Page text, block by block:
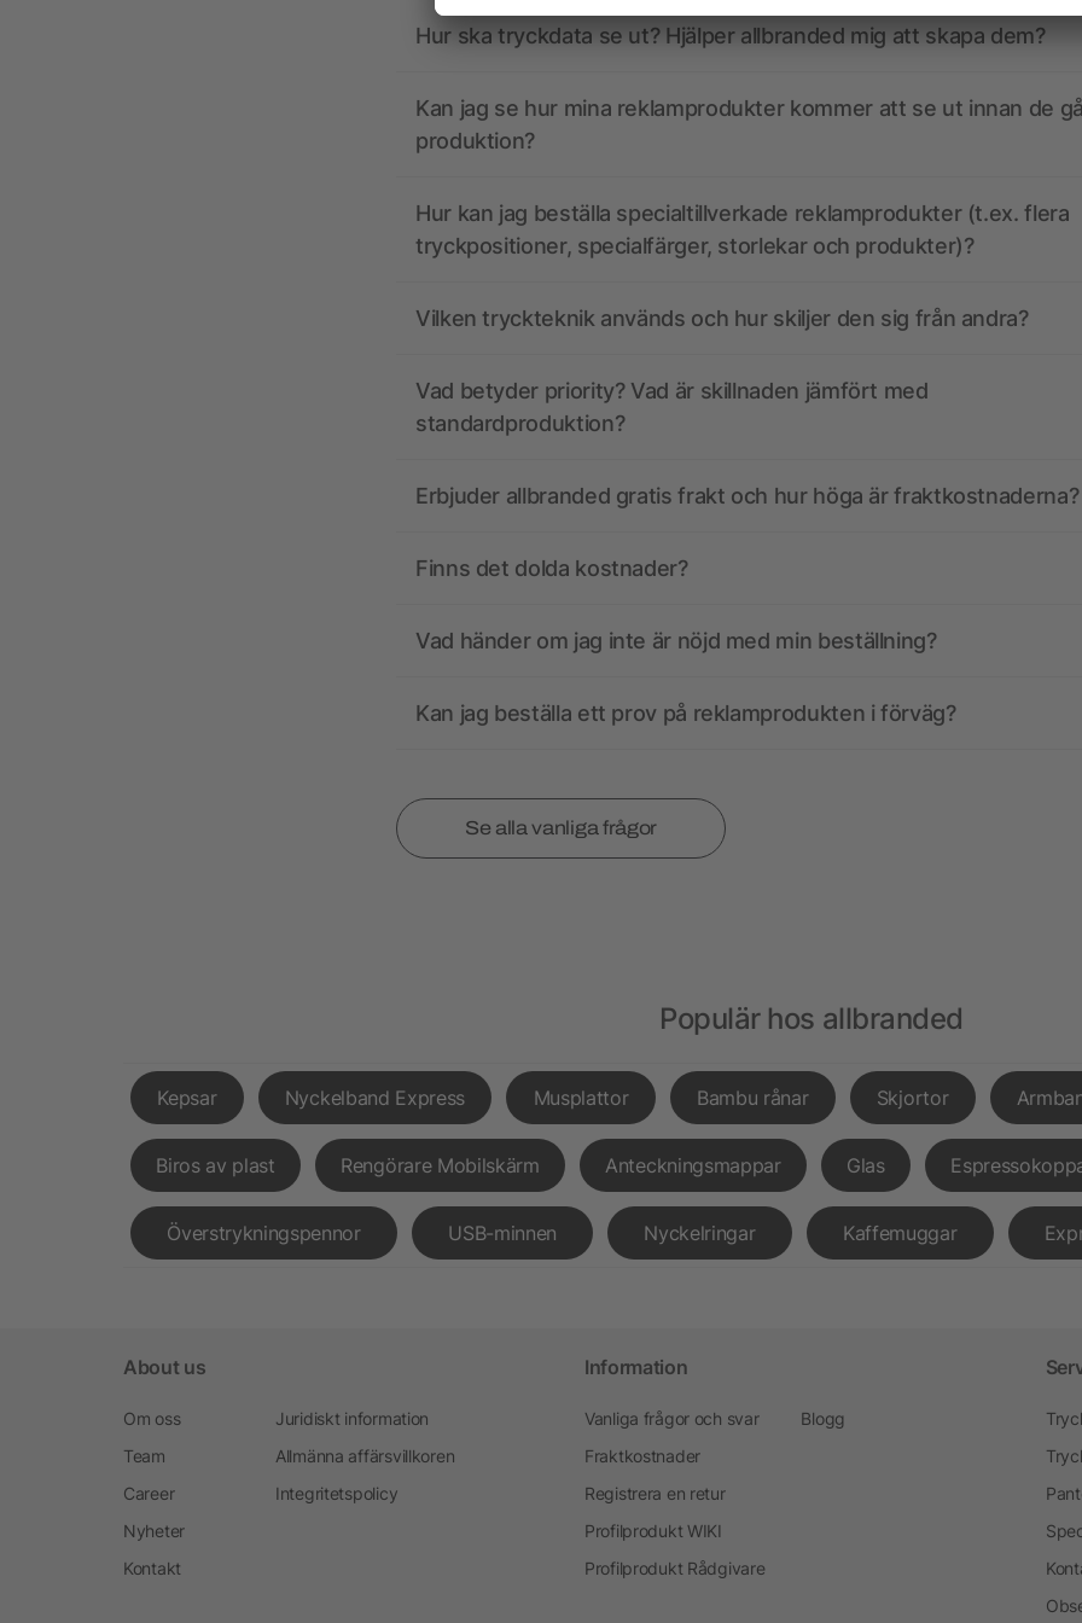
Hur ska tryckdata se ut? Hjälper allbranded mig att skapa dem?
Kan jag se hur mina reklamprodukter kommer att se ut innan de
produktion?
Hur kan jag beställa specialtillverkade reklamprodukter (t.ex. flera
tryckpositioner, specialfärger, storlekar och produkter)?
Vilken tryckteknik används och hur skiljer den sig från andra?
Vad betyder priority? Vad är skillnaden jämfört med
standardproduktion?
Erbjuder allbranded gratis frakt och hur höga är fraktkostnaderna?
Finns det dolda kostnader?
Vad händer om jag inte är nöjd med min beställning?
Kan jag beställa ett prov på reklamprodukten i förväg?
Se alla vanliga frågor
Populär hos allbranded
Kepsar Nyckelband Express Musplattor Bambu rånar Skjortor
Biros av plast Rengörare Mobilskärm Anteckningsmappar Glas
Överstrykningspennor USB-minnen Nyckelringar Kaffemuggar
About us
Om oss
Team
Career
Nyheter
Kontakt
Juridiskt information
Allmänna affärsvillkoren
Integritetspolicy
Information
Vanliga frågor och svar
Fraktkostnader
Registrera en retur
Profilprodukt WIKI
Profilprodukt Rådgivare
Blogg